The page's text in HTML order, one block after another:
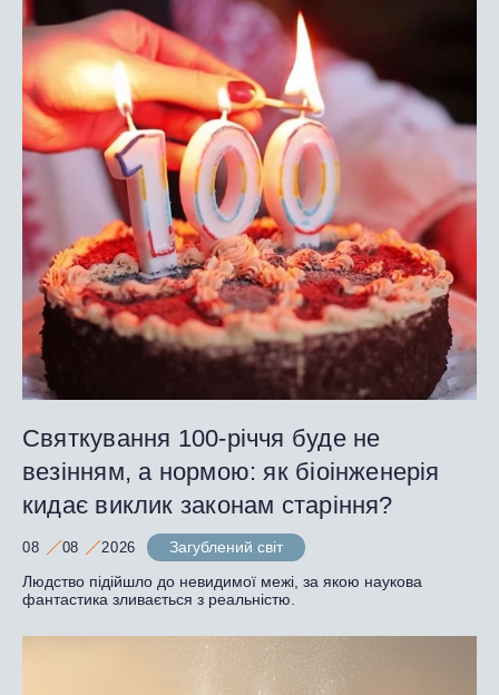
Святкування 100-річчя буде не
везінням, а нормою: як біоінженерія
кидає виклик законам старіння?
08 08 2026
Загублений світ
Людство підійшло до невидимої межі, за якою наукова
фантастика зливається з реальністю.